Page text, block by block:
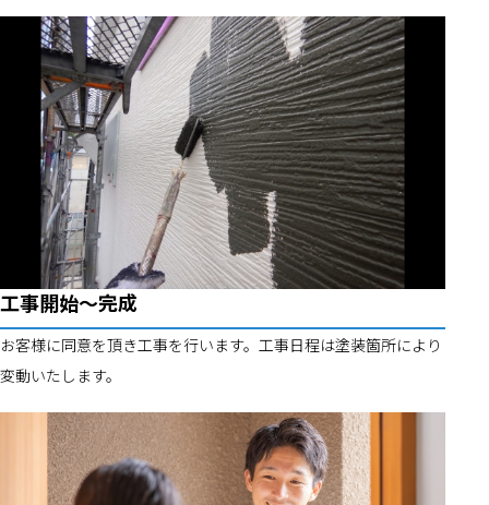
工事開始～完成
お客様に同意を頂き工事を行います。工事日程は塗装箇所により
変動いたします。